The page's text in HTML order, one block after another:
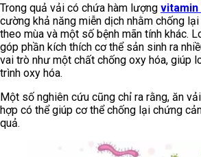
Trong quả vải có chứa hàm lượng vitamin
cường khả năng miễn dịch nhằm chống
theo mùa và một số bệnh mãn tính khác.
góp phần kích thích cơ thể sản sinh ra
vai trò như một chất chống oxy hóa, giúp
trình oxy hóa.
Một số nghiên cứu cũng chỉ ra rằng, ăn
hợp có thể giúp cơ thể chống lại chứng
quả.